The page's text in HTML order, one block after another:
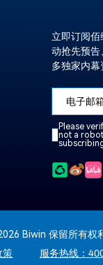
立即订阅
动抢先预告
多独家内幕
Please
not a
Biwin 保留所有权
策
服务热线：